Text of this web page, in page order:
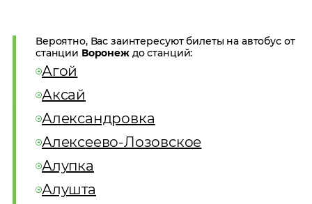
Вероятно, Вас заинтересуют билеты на автобус от
станции Воронеждо станций:
Агой
Аксай
Александровка
Алексеево-Лозовское
Алупка
Алушта